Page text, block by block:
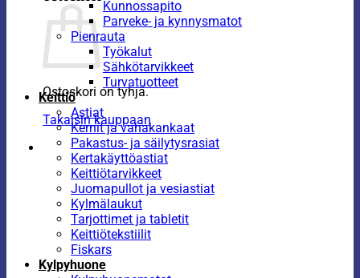
Ostoskori on tyhjä.
Takaisin kauppaan
Kunnossapito
Parveke- ja kynnysmatot
Pienrauta
Työkalut
Sähkötarvikkeet
Turvatuotteet
Keittiö
Astiat
Kernit ja vahakankaat
Pakastus- ja säilytysrasiat
Kertakäyttöastiat
Keittiötarvikkeet
Juomapullot ja vesiastiat
Kylmälaukut
Tarjottimet ja tabletit
Keittiötekstiilit
Fiskars
Kylpyhuone